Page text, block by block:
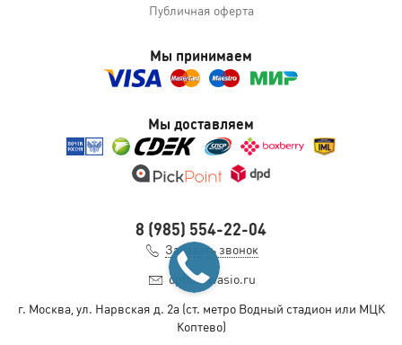
Публичная оферта
Мы принимаем
Мы доставляем
8 (985) 554-22-04
Заказать звонок
opt@slavasio.ru
г. Москва, ул. Нарвская д. 2а(ст. метро Водный стадион или МЦК
Коптево)